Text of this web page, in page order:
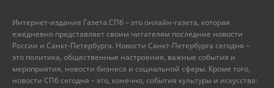
Интернет-издание Газета.СПб – это онлайн-газета, которая
ежедневно представляет своим читателям последние новости
России и Санкт-Петербурга. Новости Санкт-Петербурга сегодня –
это политика, общественные настроения, важные события и
мероприятия, новости бизнеса и социальной сферы. Кроме того,
новости СПб сегодня – это, конечно, события культуры и искусства: